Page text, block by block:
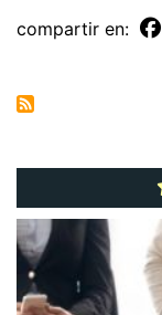
compartir en: